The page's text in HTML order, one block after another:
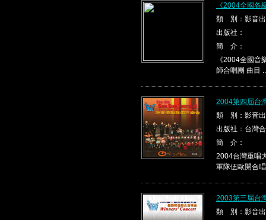
《2004全國各
類 別：影音
出版社：
簡 介：
《2004全國
師合唱團 曲目
2004第四屆台
類 別：影音
出版社：台灣
簡 介：
2004台灣重唱
軍隊伍歐開合
2003第三屆台
類 別：影音